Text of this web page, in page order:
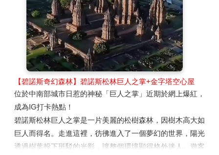
裡。直到1815年人們才又發現這傳說已久的佛雕山。此廟
是世上最大的佛塔，婆羅浮圖佛塔是 以灰色安山石興建，
共有七層，牆壁的浮雕長度達6公尺，被譽為世上最大型及
最完整的佛教浮雕。雕刻的對象無論是人，還是動物、植物
和器皿等，都玲瓏剔透，栩栩如生，堪稱是藝術珍品。它吸
引著數以萬計的世界各地的佛教徒和旅遊者，您一定不可錯
過。
※週一不開放登頂
【馬格朗教堂（小雞教堂）】
有座高聳的廢棄教堂隱身在森林區中，相信看到這座教堂的
人，一定會被它的造型所吸引，因為當你仔細看，就會發現
廢墟竟然是一隻巨大的公雞造型! 雖說原本的構想是用鴿子
【碧諾斯奇幻森林】 碧諾斯松林巨人之掌+金字塔空心屋
位於中南部城市日惹的神秘「巨人之掌」近期於網上爆紅，
成為IG打卡熱點！
碧諾斯松林巨人之掌是一片美麗的松樹森林，因樹木高大如
巨人而得名。走進這裡，彷彿進入了一個夢幻的世界，陽光
透過樹葉投下斑駁的光影，讓整個環境顯得格外迷人。遊客